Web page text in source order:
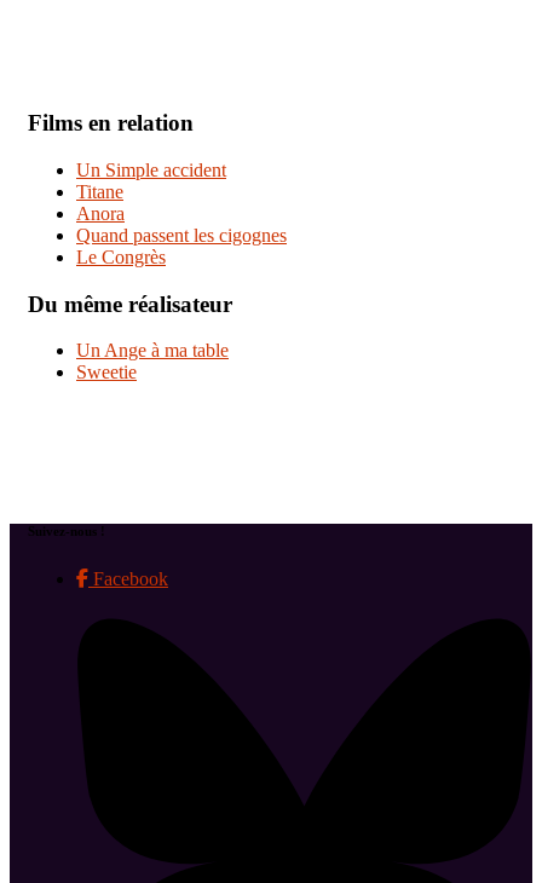
Films en relation
Un Simple accident
Titane
Anora
Quand passent les cigognes
Le Congrès
Du même réalisateur
Un Ange à ma table
Sweetie
Suivez-nous !
Facebook